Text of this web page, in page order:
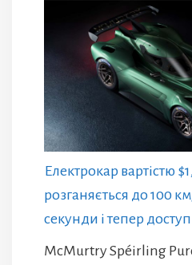
Електрокар вартістю
розганяється до 100
секунди і тепер
McMurtry Spéirling